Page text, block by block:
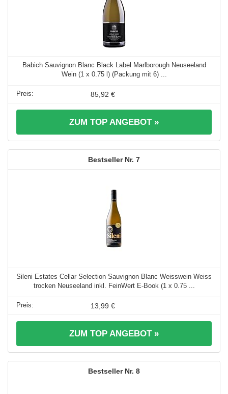
Babich Sauvignon Blanc Black Label Marlborough Neuseeland
Wein (1 x 0.75 l) (Packung mit 6) ...
85,92 €
ZUM TOP ANGEBOT »
7
Sileni Estates Cellar Selection Sauvignon Blanc Weisswein Weiss
trocken Neuseeland inkl. FeinWert E-Book (1 x 0.75 ...
13,99 €
ZUM TOP ANGEBOT »
8